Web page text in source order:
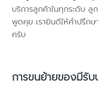
บริการลูกค้าในทุกระดับ
พูดคุย เรายินดีให้คำปรึก
ครับ
การขนย้ายของมีรั